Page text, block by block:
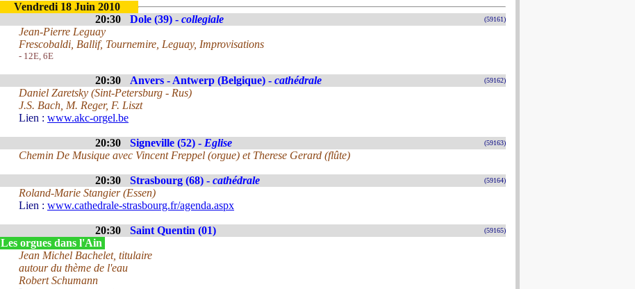
Vendredi 18 Juin 2010
20:30
Dole (39) - collegiale (59161)
Jean-Pierre Leguay
Frescobaldi, Ballif, Tournemire, Leguay, Improvisations
- 12E, 6E
20:30 Anvers - Antwerp (Belgique) - cathédrale (59162)
Daniel Zaretsky (Sint-Petersburg - Rus)
J.S. Bach, M. Reger, F. Liszt
Lien : www.akc-orgel.be
20:30 Signeville (52) - Eglise (59163)
Chemin De Musique avec Vincent Freppel (orgue) et Therese Gerard (flûte)
20:30 Strasbourg (68) - cathédrale (59164)
Roland-Marie Stangier (Essen)
Lien : www.cathedrale-strasbourg.fr/agenda.aspx
20:30 Saint Quentin (01) (59165)
Les orgues dans l'Ain
Jean Michel Bachelet, titulaire
autour du thème de l'eau
Robert Schumann